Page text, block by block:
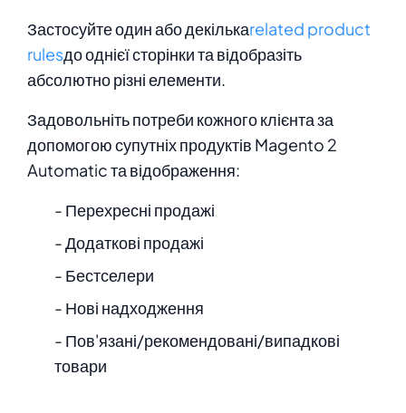
Застосуйте один або декількаrelated product
rulesдо однієї сторінки та відобразіть
абсолютно різні елементи.
Задовольніть потреби кожного клієнта за
допомогою супутніх продуктів Magento 2
Automatic та відображення:
- Перехресні продажі
- Додаткові продажі
- Бестселери
- Нові надходження
- Пов'язані/рекомендовані/випадкові
товари